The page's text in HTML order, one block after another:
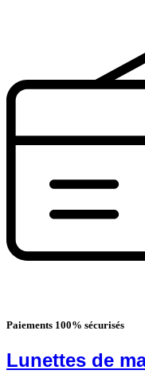
Paiements 100% sécurisés
Lunettes de